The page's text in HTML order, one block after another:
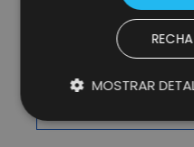
MOSTRAR